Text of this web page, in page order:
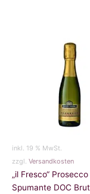
inkl. 19 % MwSt.
zzgl. Versandkosten
„il Fresco“ Prosecco
Spumante DOC